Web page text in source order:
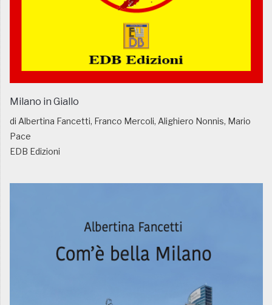
Milano in Giallo
di Albertina Fancetti, Franco Mercoli, Alighiero Nonnis, Mario
Pace
EDB Edizioni